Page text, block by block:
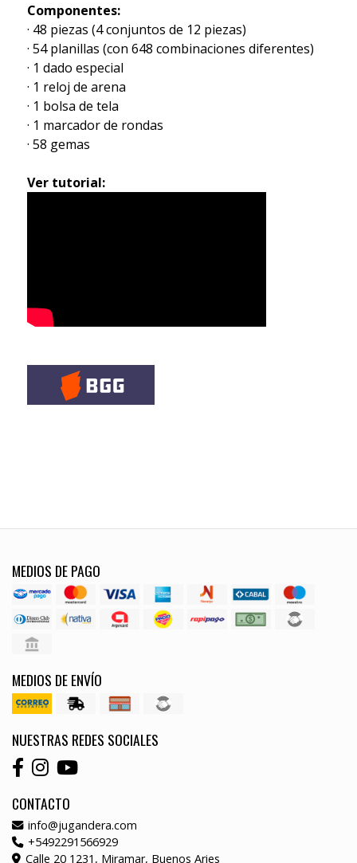
Componentes:
· 48 piezas (4 conjuntos de 12 piezas)
· 54 planillas (con 648 combinaciones diferentes)
· 1 dado especial
· 1 reloj de arena
· 1 bolsa de tela
· 1 marcador de rondas
· 58 gemas
Ver tutorial:
MEDIOS DE PAGO
MEDIOS DE ENVÍO
NUESTRAS REDES SOCIALES
CONTACTO
info@jugandera.com
+5492291566929
Calle 20 1231, Miramar, Buenos Aries